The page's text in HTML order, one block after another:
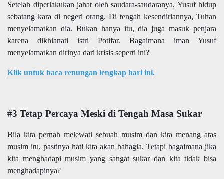
Setelah diperlakukan jahat oleh saudara-saudaranya, Yusuf hidup
sebatang kara di negeri orang. Di tengah kesendiriannya, Tuhan
menyelamatkan dia. Bukan hanya itu, dia juga masuk penjara
karena dikhianati istri Potifar. Bagaimana iman Yusuf
menyelamatkan dirinya dari krisis seperti ini?
Klik untuk baca renungan lengkap hari ini.
#3 Tetap Percaya Meski di Tengah Masa Sukar
Bila kita pernah melewati sebuah musim dan kita menang atas
musim itu, pastinya hati kita akan bahagia. Tetapi bagaimana jika
kita menghadapi musim yang sangat sukar dan kita tidak bisa
menghadapinya?